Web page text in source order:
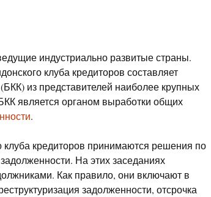
индустриально развитые страны.
клуба кредиторов составляет
из представителей наиболее крупных
является органом выработки общих
.
кредиторов принимаются решения по
На этих заседаниях
Как правило, они включают в
задолженности, отсрочка